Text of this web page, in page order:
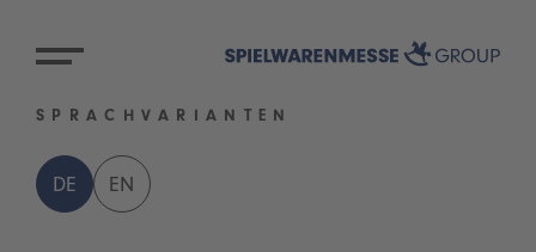
SPRACHVARIANTEN
DE EN